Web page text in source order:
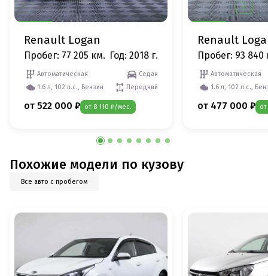
Renault Logan
Пробег: 77 205 км. Год: 2018 г.
Автоматическая
Седан
1.6 л, 102 л.с., Бензин
Передний
от 522 000 ₽ от 8 110 ₽/мес.
Renault
Пробег: 93 840
Автоматическая
1.6 л, 102 л.с.,
от 477 000 ₽
Похожие модели по кузову
Все авто с пробегом